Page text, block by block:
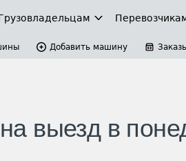
Добавить машину
выезд в